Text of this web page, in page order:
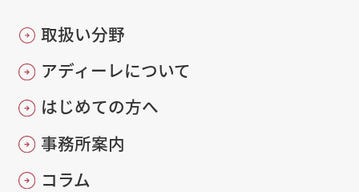
取扱い分野
アディーレについて
はじめての方へ
事務所案内
コラム